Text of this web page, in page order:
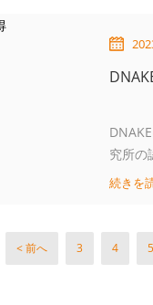
究所の
の認定
続きを
< 前へ 3 4 5